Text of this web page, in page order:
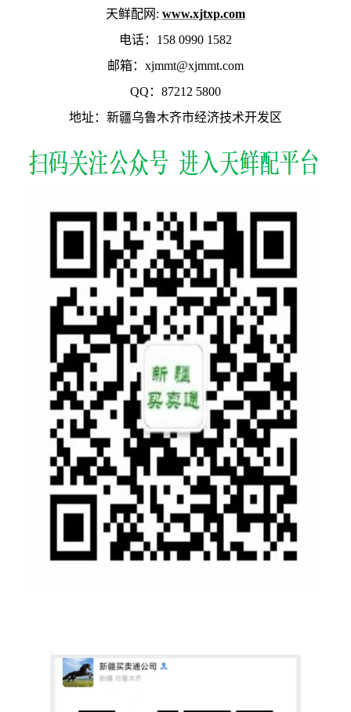
天鲜配网: www.xjtxp.com
电话：158 0990 1582
邮箱：xjmmt@xjmmt.com
QQ：87212 5800
地址：新疆乌鲁木齐市经济技术开发区